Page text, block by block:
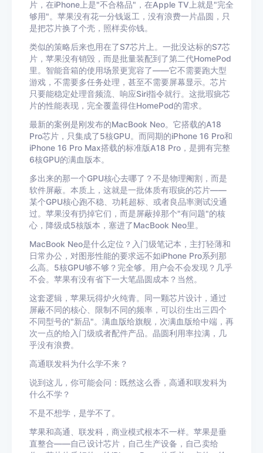
片，在iPhone上是"不合格品"，在Apple TV上就是"完全
够用"。苹果没有花一分钱返工，没有浪费一片晶圆，只
是把芯片换了个壳，照样卖你钱。
类似的策略后来也用在了S7芯片上。一批没达标的S7芯
片，苹果没有销毁，而是批量装配到了第二代HomePod
里。智能音箱的使用场景更宽容了——它不需要跑大型
游戏，不需要多任务处理，甚至不需要屏幕显示。芯片
只要能稳定处理音频流、响应Siri指令就行。这批瑕疵芯
片的性能表现，完全覆盖得住HomePod的需求。
最新的案例是刚发布的MacBook Neo。它搭载的A18
Pro芯片，只集成了5核GPU。而同期的iPhone 16 Pro和
iPhone 16 Pro Max搭载的标准版A18 Pro，是拥有完整
6核GPU的满血版本。
多出来的那一个GPU核心去哪了？不是物理阉割，而是
软件屏蔽。本质上，这就是一批体质有瑕疵的芯片——
某个GPU核心跑不稳、功耗超标、或者良品率测试没通
过。苹果没有扔掉它们，而是屏蔽掉那个"有问题"的核
心，降级成5核版本，塞进了MacBook Neo里。
MacBook Neo是什么定位？入门级笔记本，主打轻薄和
日常办公，对图形性能的要求远不如iPhone Pro系列那
么高。5核GPU够不够？完全够。用户会不会发现？几乎
不会。苹果有没有省下一大笔晶圆成本？当然。
这套逻辑，苹果玩得炉火纯青。同一颗芯片设计，通过
屏蔽不同的核心、限制不同的频率，可以衍生出三四个
不同型号的"新品"。满血版给旗舰，次满血版给中端，再
次一点的给入门级或者配件产品。晶圆利用率拉满，几
乎没有浪费。
高通联发科为什么学不来？
说到这儿，你可能会问：既然这么香，高通和联发科为
什么不学？
不是不想学，是学不了。
苹果和高通、联发科，商业模式根本不一样。苹果是垂
直整合——自己设计芯片，自己生产设备，自己卖给